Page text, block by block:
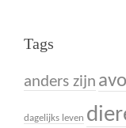
Tags
anders zijn
dagelijks leven